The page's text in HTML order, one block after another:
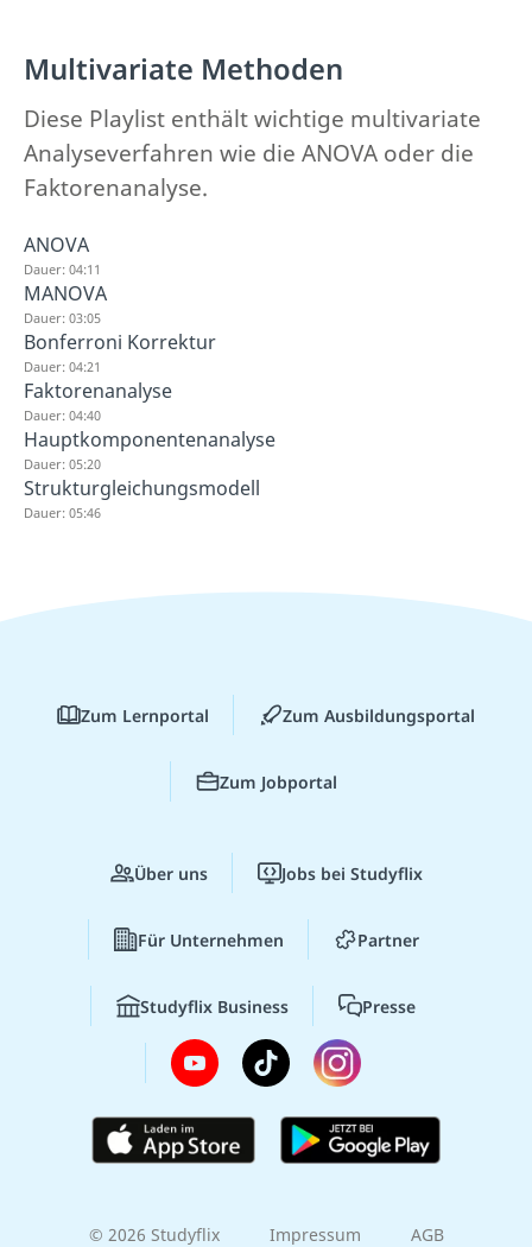
Multivariate Methoden
Diese Playlist enthält wichtige multivariate
Analyseverfahren wie die ANOVA oder die
Faktorenanalyse.
ANOVA
Dauer: 04:11
MANOVA
Dauer: 03:05
Bonferroni Korrektur
Dauer: 04:21
Faktorenanalyse
Dauer: 04:40
Hauptkomponentenanalyse
Dauer: 05:20
Strukturgleichungsmodell
Dauer: 05:46
Zum Lernportal Zum Ausbildungsportal
Zum Jobportal
Über uns Jobs bei Studyflix
Für Unternehmen Partner
Studyflix Business Presse
© 2026 Studyflix Impressum AGB